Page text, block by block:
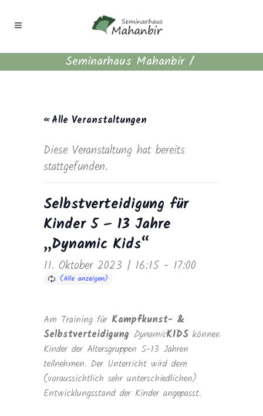
Seminarhaus Mahanbir/
« Alle Veranstaltungen
Diese Veranstaltung hat bereits
stattgefunden.
Selbstverteidigung für
Kinder 5 – 13 Jahre
„Dynamic Kids“
11. Oktober 2023 | 16:15- 17:00
Am Training für Kampfkunst- &
Selbstverteidigung DynamicKIDS können
Kinder der Altersgruppen 5-13 Jahren
teilnehmen. Der Unterricht wird dem
(voraussichtlich sehr unterschiedlichen)
Entwicklungsstand der Kinder angepasst.